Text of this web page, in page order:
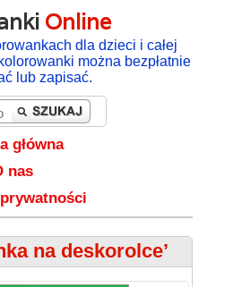
Online
dla dzieci i całej
można bezpłatnie
lub zapisać.
główna
nas
na deskorolce’